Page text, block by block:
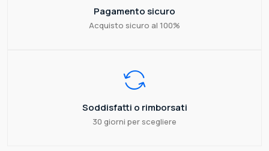
Pagamento sicuro
Acquisto sicuro al 100%
Soddisfatti o rimborsati
30 giorni per scegliere